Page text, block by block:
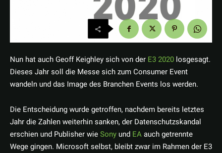
Nun hat auch Geoff Keighley sich von der E3 2020 losgesagt.
Dieses Jahr soll die Messe sich zum Consumer Event
wandeln und das Image des Branchen Events los werden.
Die Entscheidung wurde getroffen, nachdem bereits letztes
Jahr die Zahlen weiterhin sanken, der Datenschutzskandal
erschien und Publisher wieSony und EAauch getrennte
Wege gingen. Microsoft selbst, bleibt zwar im Rahmen der E3